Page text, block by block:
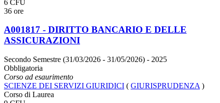
6 CFU
36 ore
A001817 - DIRITTO BANCARIO E DELLE
ASSICURAZIONI
Secondo Semestre (31/03/2026 - 31/05/2026) - 2025
Obbligatoria
Corso ad esaurimento
SCIENZE DEI SERVIZI GIURIDICI ( GIURISPRUDENZA )
Corso di Laurea